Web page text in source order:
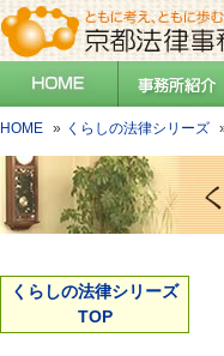
HOME くらしの法律シリーズ
くらしの法律シリーズ
TOP